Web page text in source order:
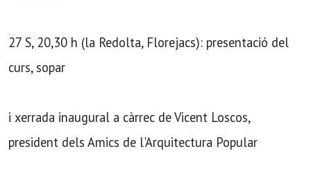
27 S, 20,30 h (la Redolta, Florejacs): presentació del
curs, sopar
i xerrada inaugural a càrrec de Vicent Loscos,
president dels Amics de l'Arquitectura Popular